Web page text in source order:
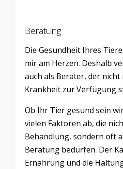
Beratung
Die Gesundheit Ihres
mir am Herzen. Deshalb
auch als Berater, der
Krankheit zur Verfügung
Ob Ihr Tier gesund sein
vielen Faktoren ab, die
Behandlung, sondern oft
Beratung bedürfen. Der
Ernährung und die